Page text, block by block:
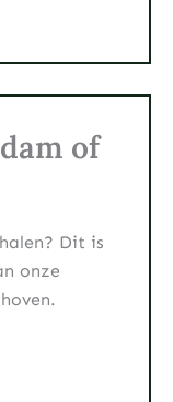
of
Dit is
onze